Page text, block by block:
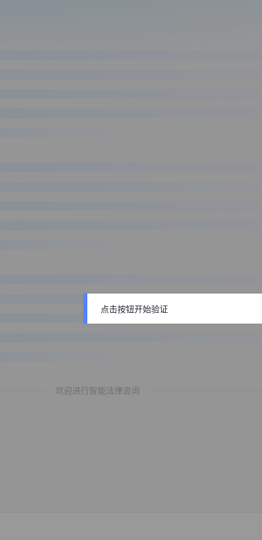
欢迎进行智能法律咨询
点击按钮开始验证